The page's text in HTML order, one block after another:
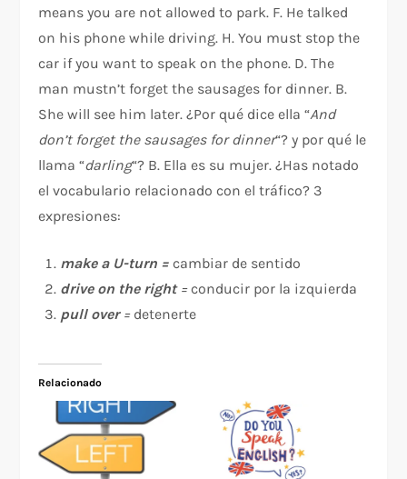
means you are not allowed to park. F. He talked
on his phone while driving. H. You must stop the
car if you want to speak on the phone. D. The
man mustn’t forget the sausages for dinner. B.
She will see him later. ¿Por qué dice ella “And
don’t forget the sausages for dinner“? y por qué le
llama “darling“? B. Ella es su mujer. ¿Has notado
el vocabulario relacionado con el tráfico? 3
expresiones:
make a U-turn =cambiar de sentido
drive on the right=conducir por la izquierda
pull over= detenerte
Relacionado